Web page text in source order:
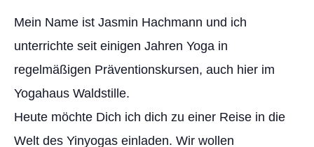
Mein Name ist Jasmin Hachmann und ich
unterrichte seit einigen Jahren Yoga in
regelmäßigen Präventionskursen, auch hier im
Yogahaus Waldstille.
Heute möchte Dich ich dich zu einer Reise in die
Welt des Yinyogas einladen. Wir wollen